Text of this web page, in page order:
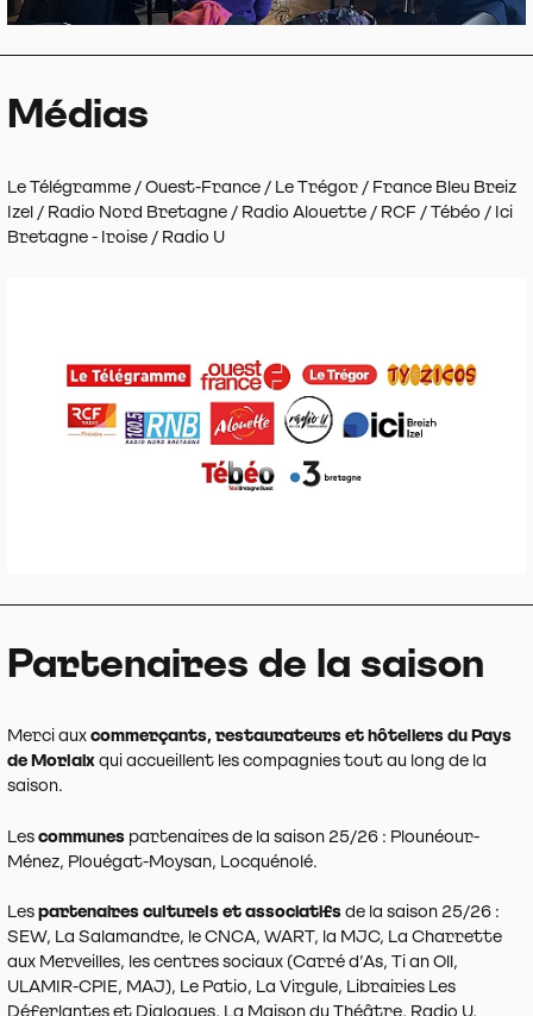
Médias
Le Télégramme / Ouest-France / Le Trégor / France Bleu Breiz
Izel / Radio Nord Bretagne / Radio Alouette / RCF / Tébéo / Ici
Bretagne - Iroise / Radio U
Partenaires de la saison
Merci auxcommerçants, restaurateurs et hôteliers du Pays
de Morlaixqui accueillent les compagnies tout au long de la
saison.
Lescommunes partenaires de la saison 25/26 : Plounéour-
Ménez, Plouégat-Moysan, Locquénolé.
Lespartenaires culturels et associatifsde la saison 25/26 :
SEW, La Salamandre, le CNCA, WART, la MJC, La Charrette
aux Merveilles, les centres sociaux (Carré d’As, Ti an Oll,
ULAMIR-CPIE, MAJ), Le Patio, La Virgule, Librairies Les
Déferlantes et Dialogues, La Maison du Théâtre, Radio U,